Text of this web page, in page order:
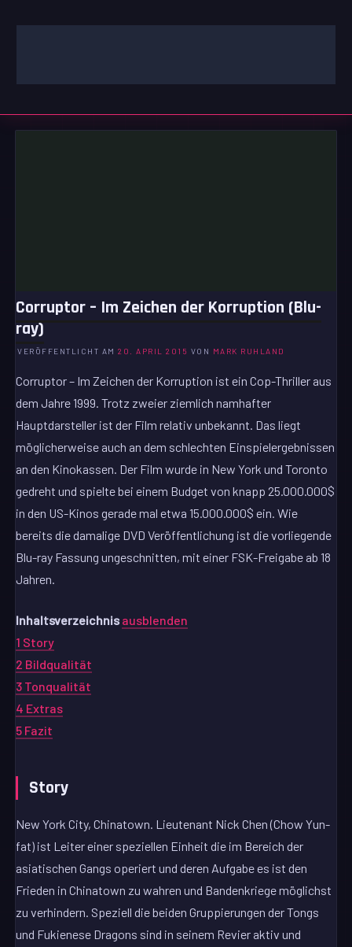
Inhalt
Corruptor – Im Zeichen der Korruption (Blu-
ray)
VERÖFFENTLICHT AM20. APRIL 2015 VON MARK RUHLAND
Corruptor – Im Zeichen der Korruption ist ein Cop-Thriller aus
dem Jahre 1999. Trotz zweier ziemlich namhafter
Hauptdarsteller ist der Film relativ unbekannt. Das liegt
möglicherweise auch an dem schlechten Einspielergebnissen
an den Kinokassen. Der Film wurde in New York und Toronto
gedreht und spielte bei einem Budget von knapp 25.000.000$
in den US-Kinos gerade mal etwa 15.000.000$ ein. Wie
bereits die damalige DVD Veröffentlichung ist die vorliegende
Blu-ray Fassung ungeschnitten, mit einer FSK-Freigabe ab 18
Jahren.
Inhaltsverzeichnis ausblenden
1 Story
2 Bildqualität
3 Tonqualität
4 Extras
5 Fazit
Story
New York City, Chinatown. Lieutenant Nick Chen (Chow Yun-
fat) ist Leiter einer speziellen Einheit die im Bereich der
asiatischen Gangs operiert und deren Aufgabe es ist den
Frieden in Chinatown zu wahren und Bandenkriege möglichst
zu verhindern. Speziell die beiden Gruppierungen der Tongs
und Fukienese Dragons sind in seinem Revier aktiv und